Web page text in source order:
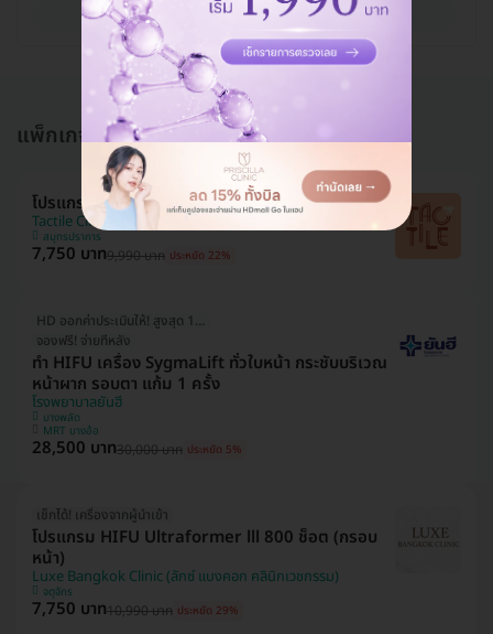
ดูรายละเอียด
แพ็กเกจอื่นใน โปรแกรมทำ HIFU
โปรแกรม HIFU M 300 ช็อต (หน้า)
Tactile Clinic (ทัคทาย คลินิกเวชกรรม)
สมุทรปราการ
7,750 บาท9,990 บาท ประหยัด 22%
HD ออกค่าประเมินให้! สูงสุด 1000 บ.
จองฟรี! จ่ายทีหลัง
ทำ HIFU เครื่อง SygmaLift ทั่วใบหน้า กระชับบริเวณ
หน้าผาก รอบตา แก้ม 1 ครั้ง
โรงพยาบาลยันฮี
บางพลัด
MRT บางอ้อ
28,500 บาท30,000 บาท ประหยัด 5%
เช็กได้! เครื่องจากผู้นำเข้า
โปรแกรม HIFU Ultraformer lll 800 ช็อต (กรอบ
หน้า)
Luxe Bangkok Clinic (ลักซ์ แบงคอก คลินิกเวชกรรม)
จตุจักร
7,750 บาท10,990 บาท ประหยัด 29%